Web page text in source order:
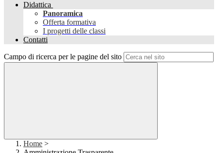
Didattica
Panoramica
Offerta formativa
I progetti delle classi
Contatti
Campo di ricerca per le pagine del sito
Home >